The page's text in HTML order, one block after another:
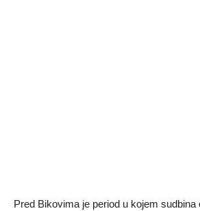
Pred Bikovima je period u kojem sudbina